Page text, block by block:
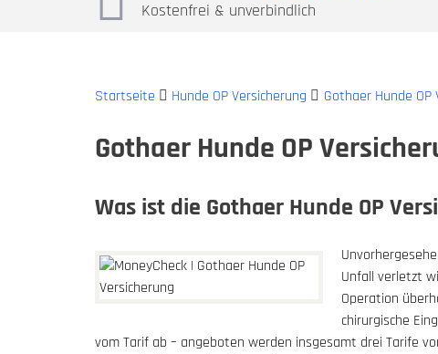
Kostenfrei & unverbindlich
Startseite Hunde OP Versicherung Gothaer Hunde OP
Gothaer Hunde OP
Was ist die Gothaer Hunde OP
Unfall verletzt
Operation
chirurgische
vom Tarif ab – angeboten werden insgesamt drei Tarife